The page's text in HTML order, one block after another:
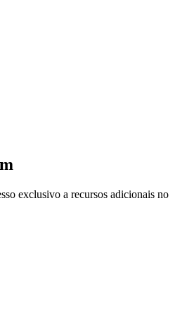
exclusivo a recursos adicionais no